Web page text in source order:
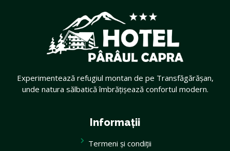
Experimentează refugiul montan de pe Transfăgărășan,
unde natura sălbatică îmbrățișează confortul modern.
Informații
Termeni și condiții